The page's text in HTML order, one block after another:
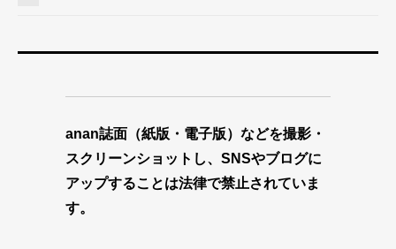
anan誌面（紙版・電子版）などを撮影・
スクリーンショットし、SNSやブログに
アップすることは法律で禁止されていま
す。